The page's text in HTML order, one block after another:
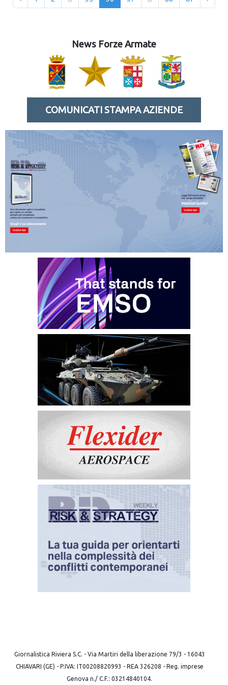
News Forze Armate
COMUNICATI STAMPA AZIENDE
Giornalistica Riviera S.C. - Via Martiri della liberazione 79/3 - 16043
CHIAVARI (GE) - P.IVA: IT00208820993 - REA 326208 - Reg. imprese
Genova n./ C.F.: 03214840104.